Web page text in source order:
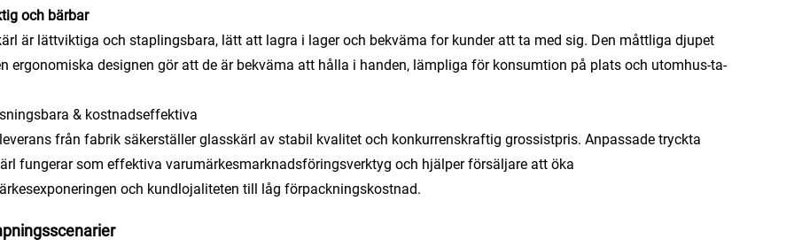
och bärbar
är lättviktiga och staplingsbara, lätt att lagra i lager och bekväma for kunder att ta med sig. Den måttliga djupet
ergonomiska designen gör att de är bekväma att hålla i handen, lämpliga för konsumtion på plats och utomhus-ta-
& kostnadseffektiva
från fabrik säkerställer glasskärl av stabil kvalitet och konkurrenskraftig grossistpris. Anpassade tryckta
fungerar som effektiva varumärkesmarknadsföringsverktyg och hjälper försäljare att öka
och kundlojaliteten till låg förpackningskostnad.